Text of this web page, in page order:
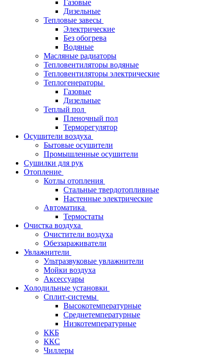
Газовые
Дизельные
Тепловые завесы
Электрические
Без обогрева
Водяные
Масляные радиаторы
Тепловентиляторы водяные
Тепловентиляторы электрические
Теплогенераторы
Газовые
Дизельные
Теплый пол
Пленочный пол
Терморегулятор
Осушители воздуха
Бытовые осушители
Промышленные осушители
Сушилки для рук
Отопление
Котлы отопления
Стальные твердотопливные
Настенные электрические
Автоматика
Термостаты
Очистка воздуха
Очистители воздуха
Обеззараживатели
Увлажнители
Ультразвуковые увлажнители
Мойки воздуха
Аксессуары
Холодильные установки
Сплит-системы
Высокотемпературные
Среднетемпературные
Низкотемпературные
ККБ
ККС
Чиллеры